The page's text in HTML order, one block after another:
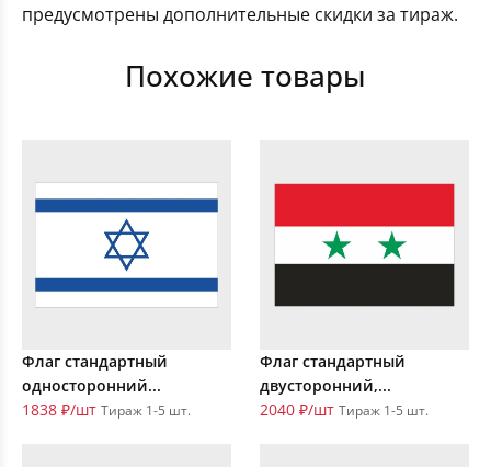
предусмотрены дополнительные скидки за тираж.
Похожие товары
Флаг стандартный
односторонний...
1838 ₽/шт Тираж 1-5 шт.
Флаг стандартный
двусторонний,...
2040 ₽/шт Тираж 1-5 шт.